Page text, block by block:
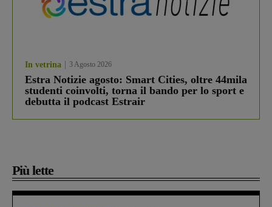
In vetrina 3 Agosto 2026
Estra Notizie agosto: Smart Cities, oltre 44mila
studenti coinvolti, torna il bando per lo sport e
debutta il podcast Estrair
Più lette